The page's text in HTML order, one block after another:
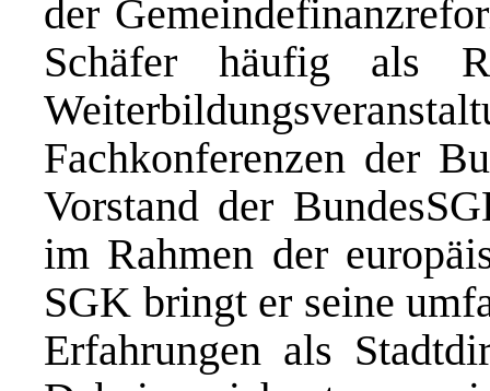
der
Schäfer häufig als
Fachkonferenzen der
Vorstand der
im Rahmen der
SGK bringt er seine
Erfahrungen als